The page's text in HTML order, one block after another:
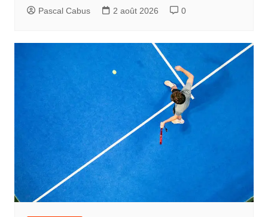
Pascal Cabus 2 août 2026 0